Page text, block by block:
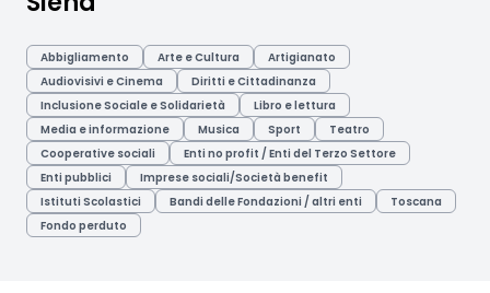
Abbigliamento Arte e Cultura
Artigianato
Audiovisivi e Cinema
Diritti e Cittadinanza
Inclusione Sociale e Solidarietà
Libro e lettura
Media e informazione
Musica Sport
Teatro
Cooperative sociali
Enti no profit / Enti del Terzo Settore
Enti pubblici
Imprese sociali/Società benefit
Istituti Scolastici
Bandi delle Fondazioni / altri enti
Toscana
Fondo perduto